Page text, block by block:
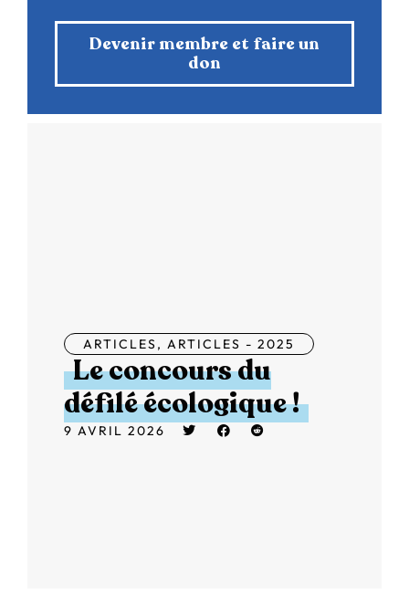
Devenir membre et faire un
don
ARTICLES, ARTICLES - 2025
Le concours du
défilé écologique !
9 AVRIL 2026